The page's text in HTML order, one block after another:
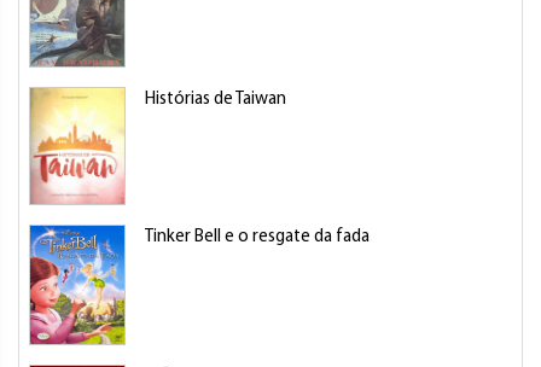
Histórias de Taiwan
Tinker Bell e o resgate da fada